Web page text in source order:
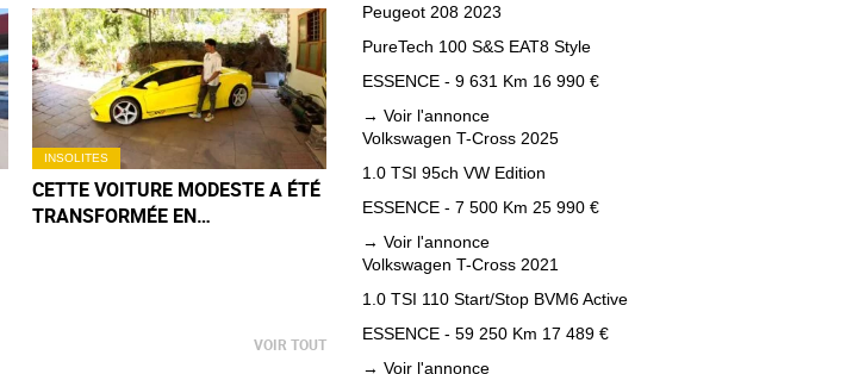
INSOLITES
CETTE VOITURE MODESTE A ÉTÉ
TRANSFORMÉE EN
VOIR TOUT
Peugeot 208 2023
PureTech 100 S&S EAT8 Style
ESSENCE - 9 631 Km 16 990 €
→ Voir l'annonce
Volkswagen T-Cross 2025
1.0 TSI 95ch VW Edition
ESSENCE - 7 500 Km 25 990 €
→ Voir l'annonce
Volkswagen T-Cross 2021
1.0 TSI 110 Start/Stop BVM6 Active
ESSENCE - 59 250 Km 17 489 €
→ Voir l'annonce